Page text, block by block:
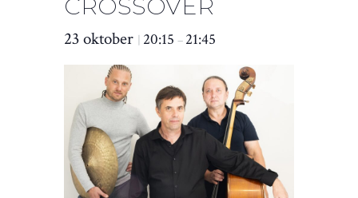
CROSSOVER
23 oktober 20:15 – 21:45